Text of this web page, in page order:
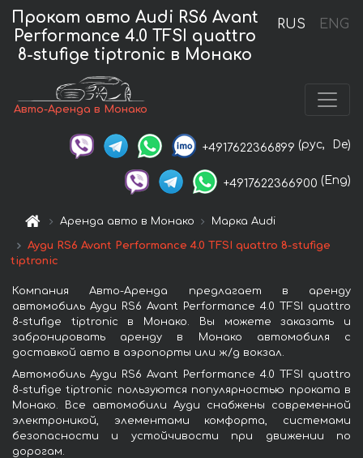
RUS ENG
Прокат авто Audi RS6 Avant
Performance 4.0 TFSI quattro
8-stufige tiptronic в Монако
Авто-Аренда в Монако
+4917622366899 (рус, De)
+4917622366900 (Eng)
Аренда авто в Монако Марка Audi
Ауди RS6 Avant Performance 4.0 TFSI quattro 8-stufige
tiptronic
Компания Авто-Аренда предлагает в аренду
автомобиль Ауди RS6 Avant Performance 4.0 TFSI quattro
8-stufige tiptronic в Монако. Вы можете заказать и
забронировать аренду в Монако автомобиля с
доставкой авто в аэропорты или ж/д вокзал.
Автомобиль Ауди RS6 Avant Performance 4.0 TFSI quattro
8-stufige tiptronic пользуются популярностью проката в
Монако. Все автомобили Ауди снабжены современной
электроникой, элементами комфорта, системами
безопасности и устойчивости при движении по
дорогам.